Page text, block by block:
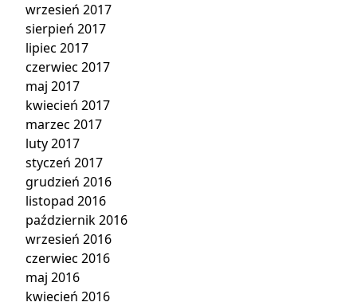
wrzesień 2017
sierpień 2017
lipiec 2017
czerwiec 2017
maj 2017
kwiecień 2017
marzec 2017
luty 2017
styczeń 2017
grudzień 2016
listopad 2016
październik 2016
wrzesień 2016
czerwiec 2016
maj 2016
kwiecień 2016